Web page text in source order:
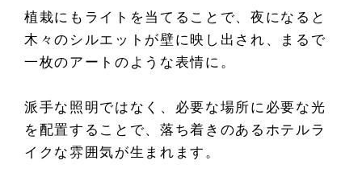
植栽にもライトを当てることで、夜になると
木々のシルエットが壁に映し出され、まるで
一枚のアートのような表情に。
派手な照明ではなく、必要な場所に必要な光
を配置することで、落ち着きのあるホテルラ
イクな雰囲気が生まれます。